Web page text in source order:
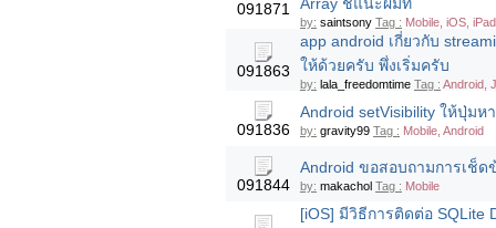
091871
by: saintsony Tag : Mobile, iOS,
091863
app android เกี่ยวกับ
ให้ด้วยครับ พึ่งเริ่มครับ
by: lala_freedomtime Tag : Android,
091836
Android setVisibility ให้ปุ่ม
by: gravity99 Tag : Mobile, Android
091844
Android ขอสอบถามการเช็
by: makachol Tag : Mobile
[iOS] มีวิธีการติดต่อ SQLite